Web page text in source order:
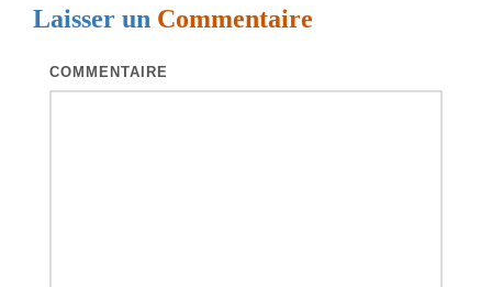
a
Laisser un Commentaire
COMMENTAIRE